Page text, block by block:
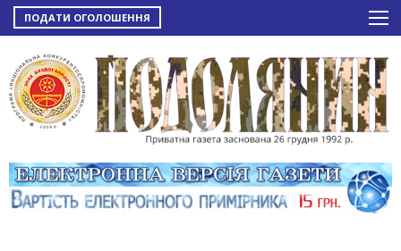
ПОДАТИ ОГОЛОШЕННЯ